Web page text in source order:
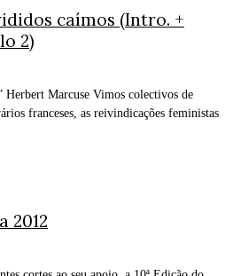
caímos (Intro. +
2)
Herbert Marcuse Vimos colectivos de
franceses, as reivindicações feministas
2012